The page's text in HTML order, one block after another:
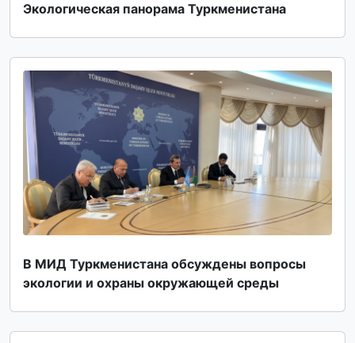
Экологическая панорама Туркменистана
В МИД Туркменистана обсуждены вопросы
экологии и охраны окружающей среды